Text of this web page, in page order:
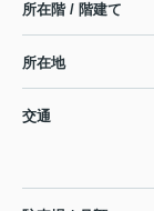
所在階 / 階建て
所在地
交通